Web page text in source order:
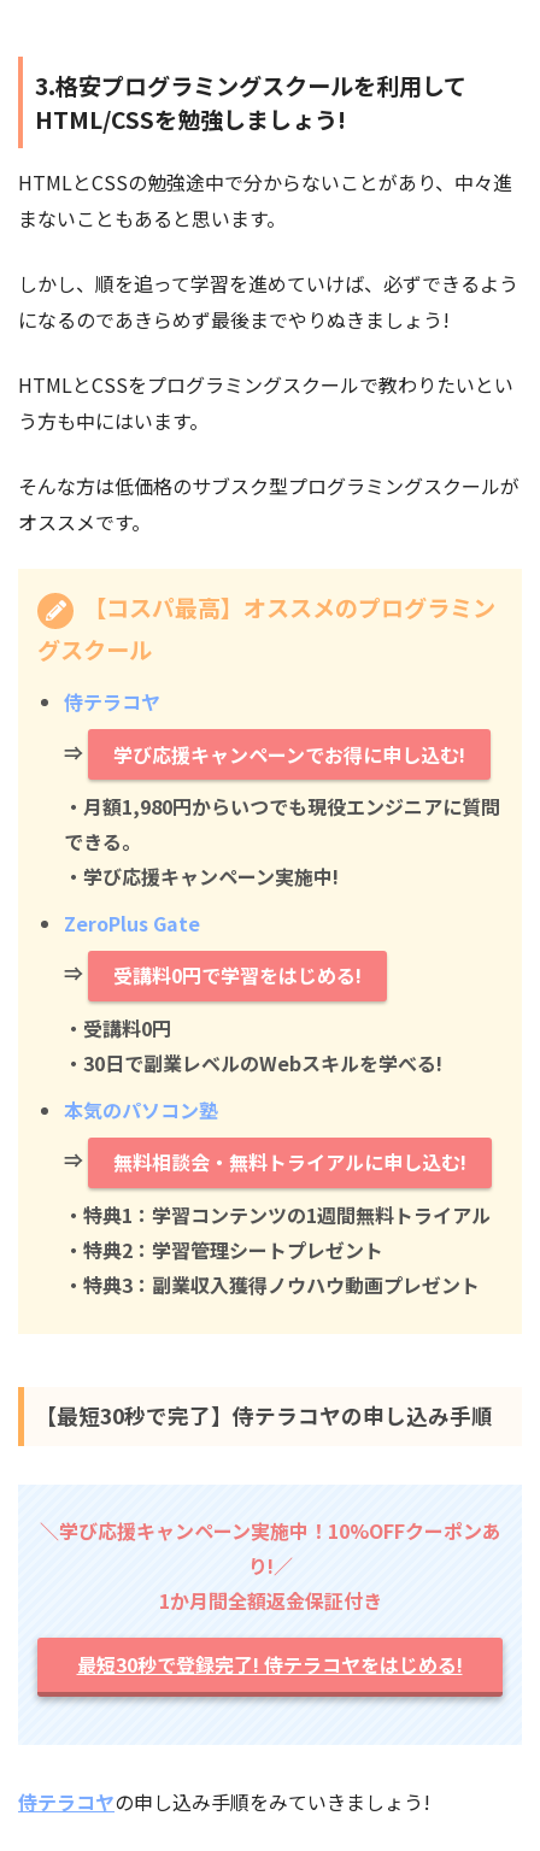
3.格安プログラミングスクールを利用して
HTML/CSSを勉強しましょう!
HTMLとCSSの勉強途中で分からないことがあり、中々進
まないこともあると思います。
しかし、順を追って学習を進めていけば、必ずできるよう
になるのであきらめず最後までやりぬきましょう!
HTMLとCSSをプログラミングスクールで教わりたいとい
う方も中にはいます。
そんな方は低価格のサブスク型プログラミングスクールが
オススメです。
【コスパ最高】オススメのプログラミン
グスクール
侍テラコヤ
⇒
学び応援キャンペーンでお得に申し込む!
・月額1,980円からいつでも現役エンジニアに質問
できる。
・学び応援キャンペーン実施中!
ZeroPlus Gate
⇒
受講料0円で学習をはじめる!
・ 受講料0円
・30日で副業レベルのWebスキルを学べる!
本気のパソコン塾
⇒
無料相談会・無料トライアルに申し込む!
・特典1：学習コンテンツの1週間無料トライアル
・特典2：学習管理シートプレゼント
・特典3：副業収入獲得ノウハウ動画プレゼント
【最短30秒で完了】侍テラコヤの申し込み手順
＼学び応援キャンペーン実施中！10%OFFクーポンあ
り!／
1か月間全額返金保証付き
最短30秒で登録完了! 侍テラコヤをはじめる!
侍テラコヤの申し込み手順をみていきましょう!